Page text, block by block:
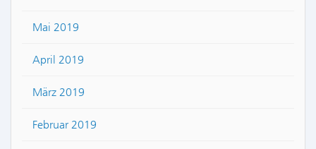
Mai 2019
April 2019
März 2019
Februar 2019